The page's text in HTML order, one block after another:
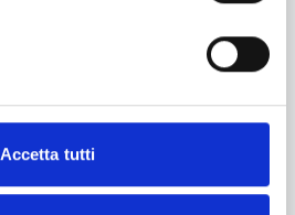
Accetta tutti